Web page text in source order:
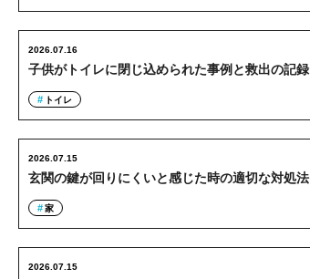
子供がトイレに閉じ込められた事例と救出の記録
2026.07.16
トイレ
玄関の鍵が回りにくいと感じた時の適切な対処法
2026.07.15
家
2026.07.15